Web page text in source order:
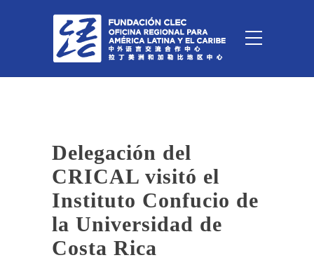
Delegación del
CRICAL visitó el
Instituto Confucio de
la Universidad de
Costa Rica